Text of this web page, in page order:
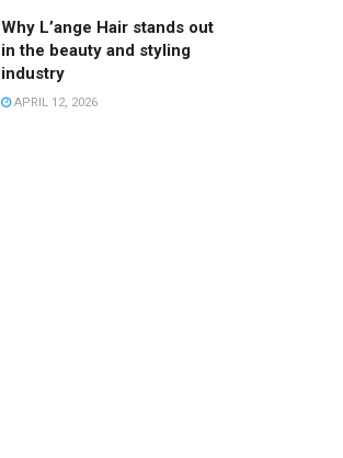
Why L’ange Hair stands out
in the beauty and styling
industry
APRIL 12, 2026